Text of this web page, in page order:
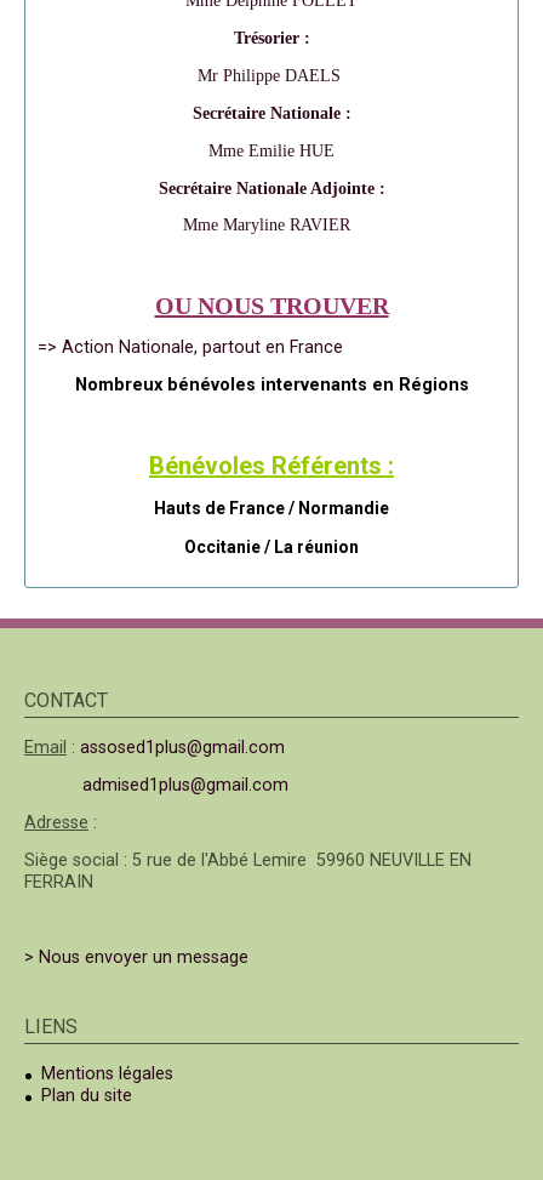
Trésorier :
Mr Philippe DAELS
Secrétaire Nationale :
Mme Emilie HUE
Secrétaire Nationale Adjointe :
Mme Maryline RAVIER
OU NOUS TROUVER
=> Action Nationale, partout en France
Nombreux bénévoles intervenants en Régions
Bénévoles Référents :
Hauts de France / Normandie
Occitanie / La réunion
CONTACT
Email : assosed1plus@gmail.com
admised1plus@gmail.com
Adresse :
Siège social : 5 rue de l'Abbé Lemire 59960 NEUVILLE EN
FERRAIN
> Nous envoyer un message
LIENS
Mentions légales
Plan du site